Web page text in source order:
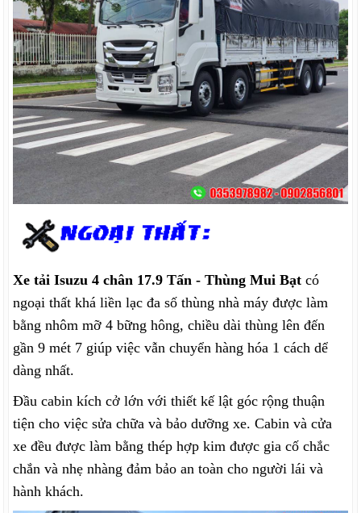
Xe tải Isuzu 4 chân 17.9 Tấn - Thùng Mui Bạt có
ngoại thất khá liền lạc đa số thùng nhà máy được làm
bằng nhôm mỡ 4 bững hông, chiều dài thùng lên đến
gần 9 mét 7 giúp việc vẫn chuyển hàng hóa 1 cách dể
dàng nhất.
Đầu cabin kích cở lớn với thiết kế lật góc rộng thuận
tiện cho việc sửa chữa và bảo dưỡng xe. Cabin và cửa
xe đều được làm bằng thép hợp kim được gia cố chắc
chắn và nhẹ nhàng đảm bảo an toàn cho người lái và
hành khách.